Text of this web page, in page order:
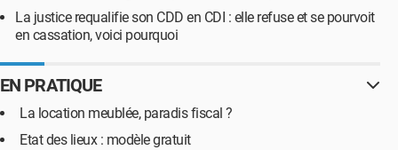
La justice requalifie son CDD en CDI : elle refuse et se pourvoit
en cassation, voici pourquoi
EN PRATIQUE
La location meublée, paradis fiscal ?
Etat des lieux : modèle gratuit